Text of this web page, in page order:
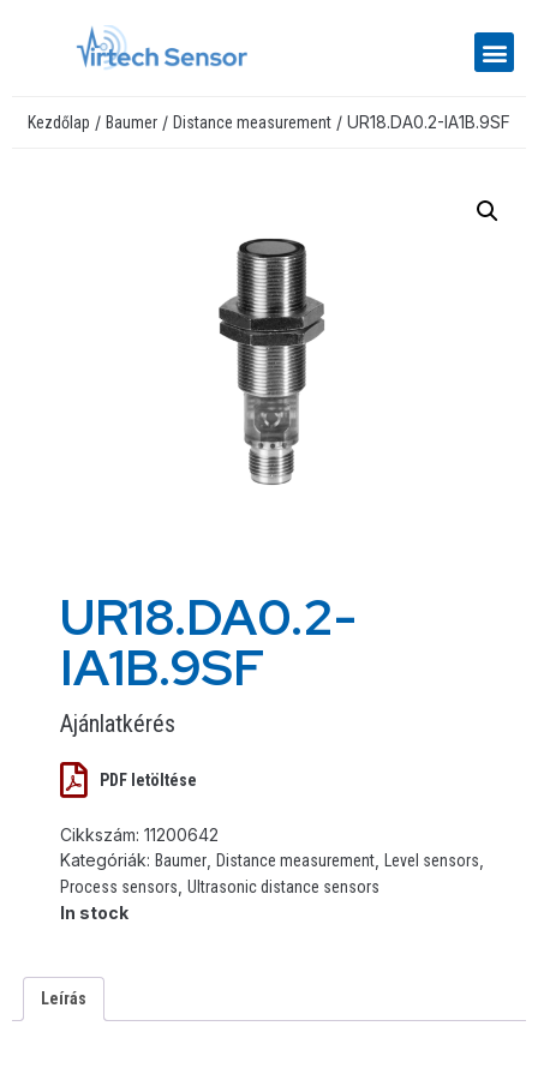
Kezdőlap / Baumer / Distance measurement / UR18.DA0.2-IA1B.9SF
UR18.DA0.2-
IA1B.9SF
Ajánlatkérés
PDF letöltése
Cikkszám: 11200642
Kategóriák: Baumer Distance measurement Level sensors
Process sensors Ultrasonic distance sensors
In stock
Leírás